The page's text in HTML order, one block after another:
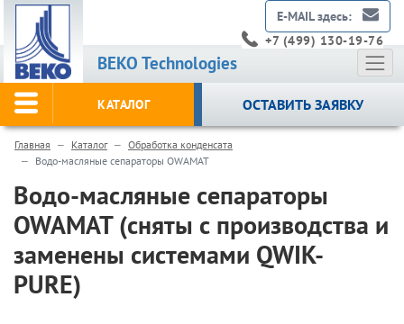
BEKO Technologies
E-MAIL здесь:
+7 (499) 130-19-76
КАТАЛОГ ОСТАВИТЬ ЗАЯВКУ
Главная Каталог
Обработка конденсата
Водо-масляные сепараторы OWAMAT
Водо-масляные сепараторы
OWAMAT (сняты с производства и
заменены системами QWIK-
PURE)